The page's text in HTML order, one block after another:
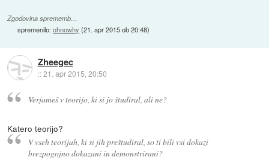
Zgodovina sprememb…
spremenilo:ohnowhy (21. apr 2015 ob 20:48)
Zheegec
::21. apr 2015, 20:50
Verjameš v teorijo, ki si jo študiral, ali ne?
Katero teorijo?
V vseh teorijah, ki si jih preštudiral, so ti bili vsi dokazi
brezpogojno dokazani in demonstrirani?